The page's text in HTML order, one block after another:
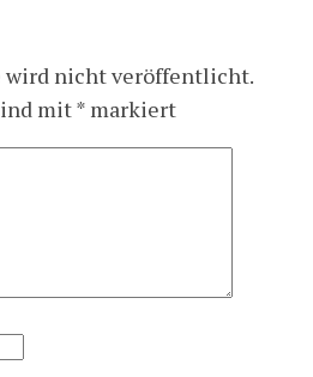
wird nicht veröffentlicht.
mit* markiert